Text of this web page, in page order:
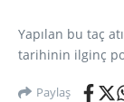
Yapılan bu taç
tarihinin ilginç
Paylaş